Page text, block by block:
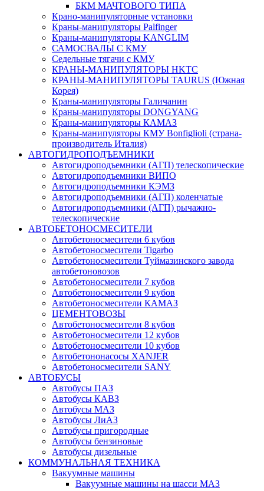
БКМ МАЧТОВОГО ТИПА
Крано-манипуляторные установки
Краны-манипуляторы Palfinger
Краны-манипуляторы KANGLIM
САМОСВАЛЫ С КМУ
Седельные тягачи с КМУ
КРАНЫ-МАНИПУЛЯТОРЫ HKTC
КРАНЫ-МАНИПУЛЯТОРЫ TAURUS (Южная
Корея)
Краны-манипуляторы Галичанин
Краны-манипуляторы DONGYANG
Краны-манипуляторы КАМАЗ
Краны-манипуляторы КМУ Bonfiglioli (страна-
производитель Италия)
АВТОГИДРОПОДЪЕМНИКИ
Автогидроподъемники (АГП) телескопические
Автогидроподъемники ВИПО
Автогидроподъемники КЭМЗ
Автогидроподъемники (АГП) коленчатые
Автогидроподъемники (АГП) рычажно-
телескопические
АВТОБЕТОНОСМЕСИТЕЛИ
Автобетоносмесители 6 кубов
Автобетоносмесители Tigarbo
Автобетоносмесители Туймазинского завода
автобетоновозов
Автобетоносмесители 7 кубов
Автобетоносмесители 9 кубов
Автобетоносмесители КАМАЗ
ЦЕМЕНТОВОЗЫ
Автобетоносмесители 8 кубов
Автобетоносмесители 12 кубов
Автобетоносмесители 10 кубов
Автобетононасосы XANJER
Автобетоносмесители SANY
АВТОБУСЫ
Автобусы ПАЗ
Автобусы КАВЗ
Автобусы МАЗ
Автобусы ЛиАЗ
Автобусы пригородные
Автобусы бензиновые
Автобусы дизельные
КОММУНАЛЬНАЯ ТЕХНИКА
Вакуумные машины
Вакуумные машины на шасси МАЗ